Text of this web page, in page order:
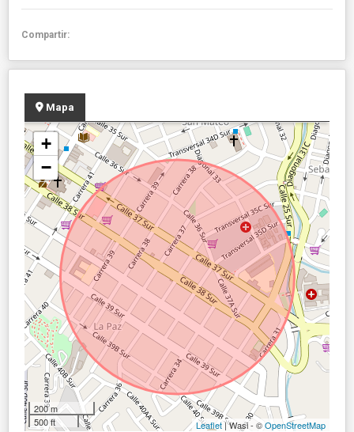
Compartir:
Mapa
+
−
200 m
500 ft
Leaflet| Wasi - ©OpenStreetMap